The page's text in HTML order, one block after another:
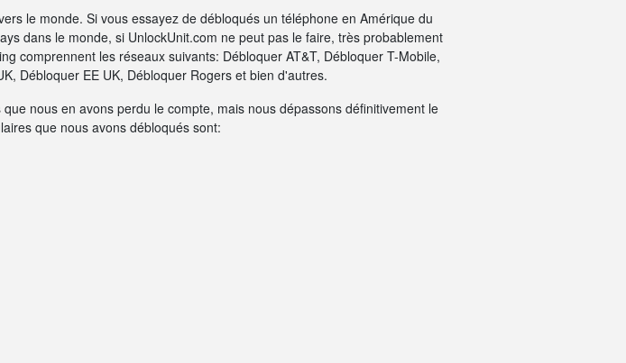
le monde. Si vous essayez de débloqués un téléphone en Amérique du
dans le monde, si UnlockUnit.com ne peut pas le faire, très probablement
comprennent les réseaux suivants: Débloquer AT&T, Débloquer T-Mobile,
Débloquer EE UK, Débloquer Rogers et bien d'autres.
nous en avons perdu le compte, mais nous dépassons définitivement le
que nous avons débloqués sont: